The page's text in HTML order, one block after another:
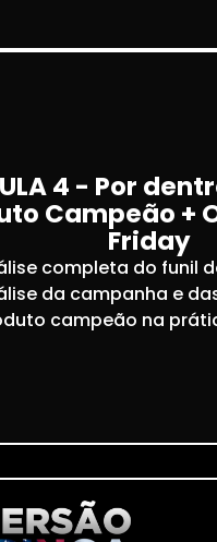
4 - Por
Campeão +
Friday
completa do funil
da campanha e
campeão na